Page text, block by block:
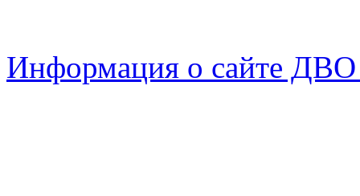
Информация о сайте